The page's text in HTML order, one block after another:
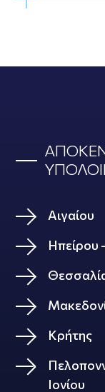
Αιγαίου
Ηπείρου
Κρήτης
Ιονίου